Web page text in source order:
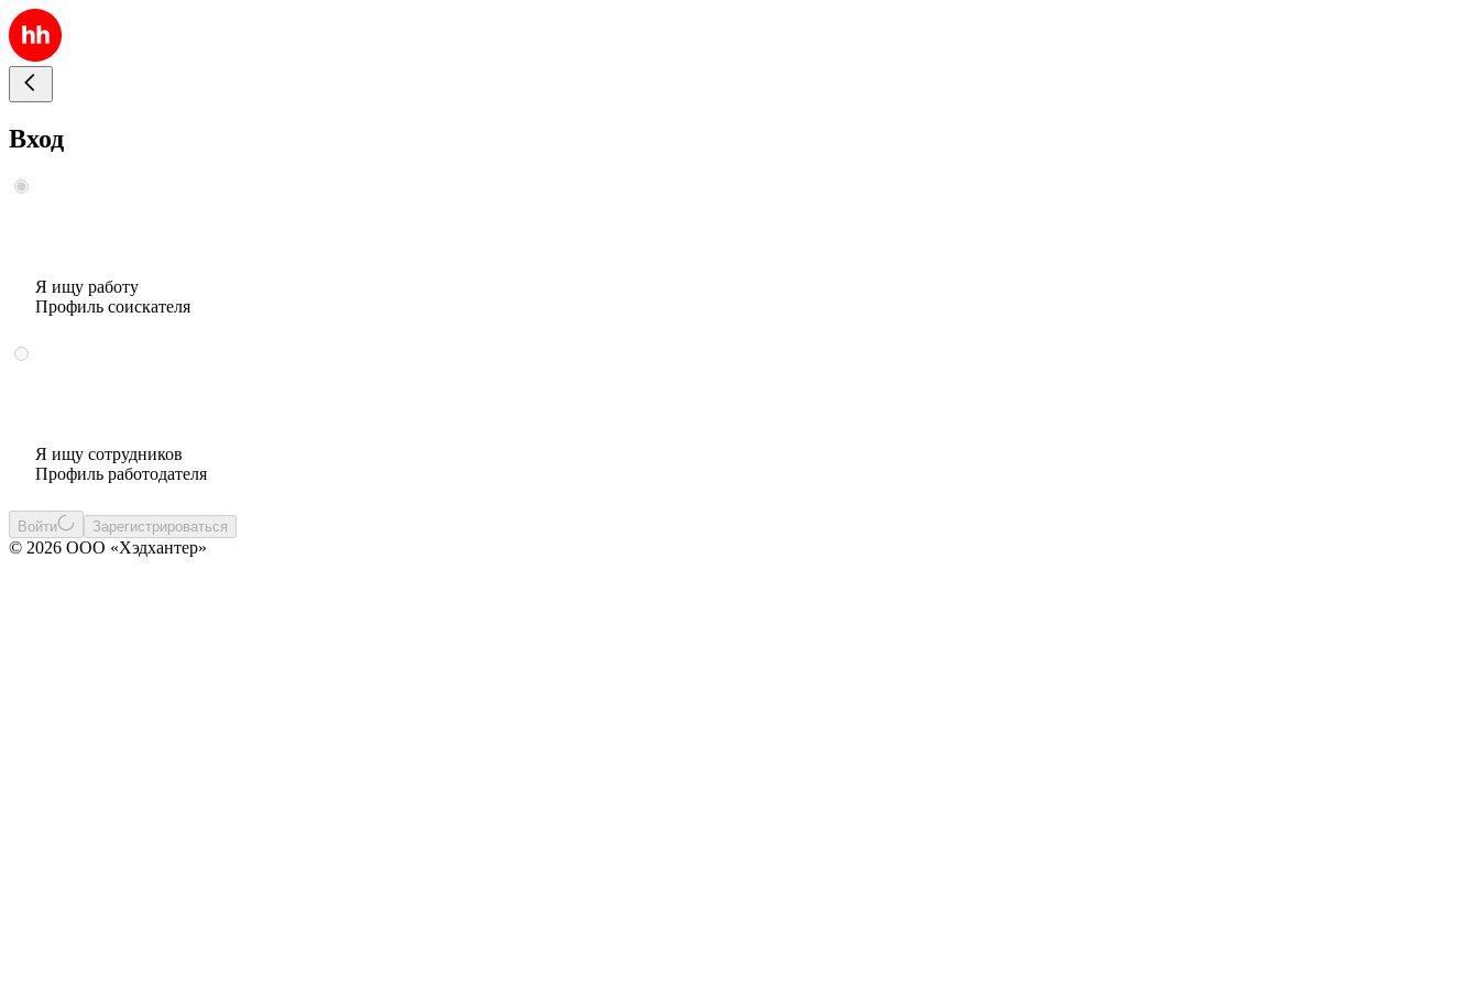
Вход
Я ищу работу
Профиль соискателя
Я ищу сотрудников
Профиль работодателя
Войти Зарегистрироваться
© 2026 ООО «Хэдхантер»